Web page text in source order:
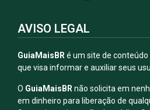
AVISO LEGAL
GuiaMaisBR é um site de
que visa informar e auxiliar seus
O GuiaMaisBR não solicita em
em dinheiro para liberação de